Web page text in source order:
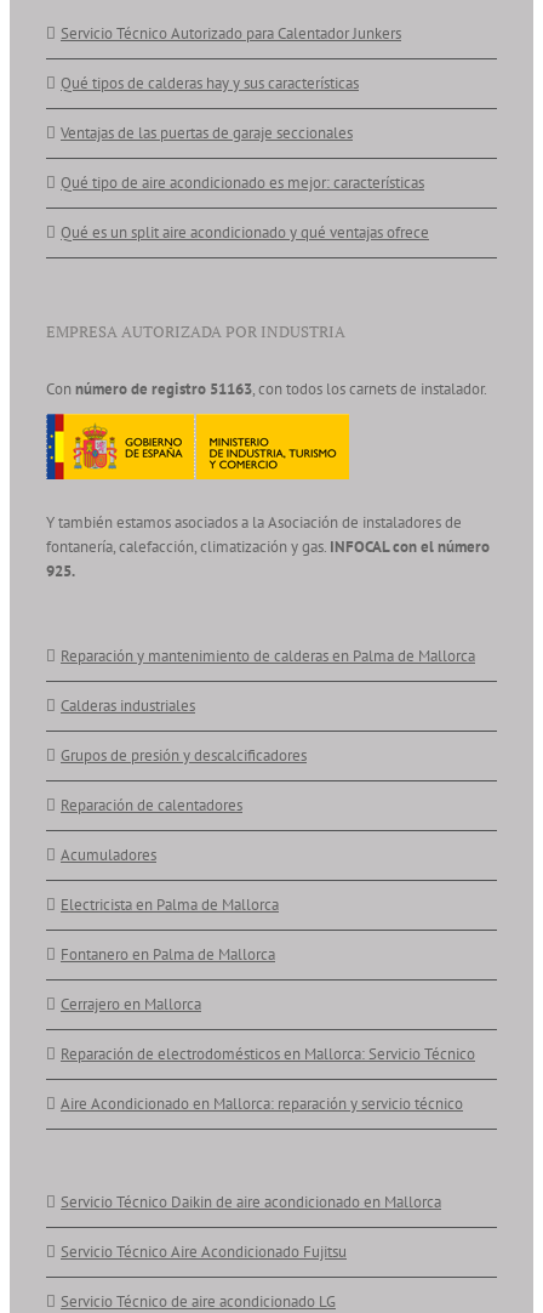
Servicio Técnico Autorizado para Calentador Junkers
Qué tipos de calderas hay y sus características
Ventajas de las puertas de garaje seccionales
Qué tipo de aire acondicionado es mejor: características
Qué es un split aire acondicionado y qué ventajas ofrece
EMPRESA AUTORIZADA POR INDUSTRIA
Con número de registro 51163, con todos los carnets de instalador.
Y también estamos asociados a la Asociación de instaladores de
fontanería, calefacción, climatización y gas. INFOCAL con el número
925.
Reparación y mantenimiento de calderas en Palma de Mallorca
Calderas industriales
Grupos de presión y descalcificadores
Reparación de calentadores
Acumuladores
Electricista en Palma de Mallorca
Fontanero en Palma de Mallorca
Cerrajero en Mallorca
Reparación de electrodomésticos en Mallorca: Servicio Técnico
Aire Acondicionado en Mallorca: reparación y servicio técnico
Servicio Técnico Daikin de aire acondicionado en Mallorca
Servicio Técnico Aire Acondicionado Fujitsu
Servicio Técnico de aire acondicionado LG